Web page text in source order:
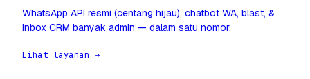
WhatsApp API resmi (centang hijau), chatbot WA, blast, &
inbox CRM banyak admin — dalam satu nomor.
Lihat layanan →